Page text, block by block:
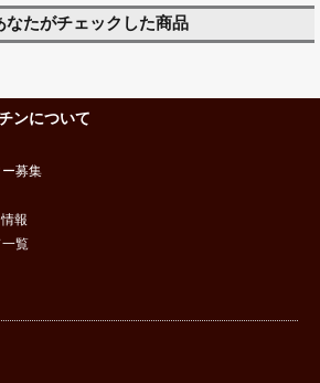
なたがチェックした商品
ンについて
募集
報
一覧